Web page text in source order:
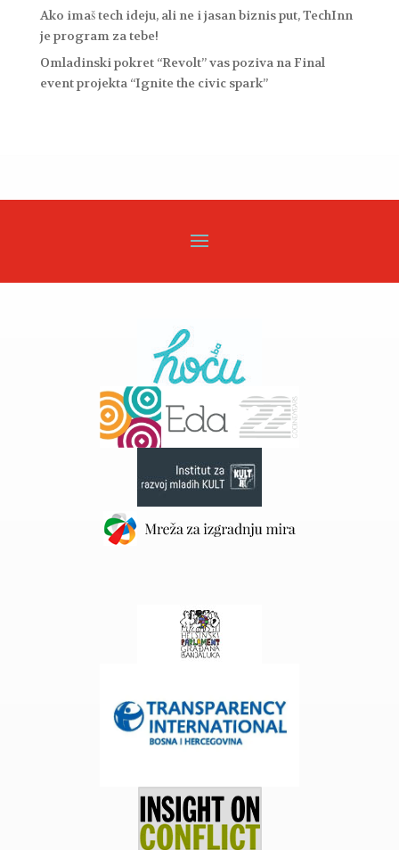
Ako imaš tech ideju, ali ne i jasan biznis put, TechInn
je program za tebe!
Omladinski pokret “Revolt” vas poziva na Final
event projekta “Ignite the civic spark”